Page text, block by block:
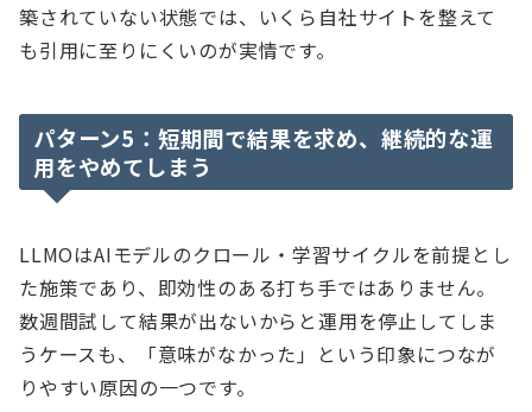
築されていない状態では、いくら自社サイトを整えて
も引用に至りにくいのが実情です。
パターン5：短期間で結果を求め、継続的な運
用をやめてしまう
LLMOはAIモデルのクロール・学習サイクルを前提とし
た施策であり、即効性のある打ち手ではありません。
数週間試して結果が出ないからと運用を停止してしま
うケースも、「意味がなかった」という印象につなが
りやすい原因の一つです。